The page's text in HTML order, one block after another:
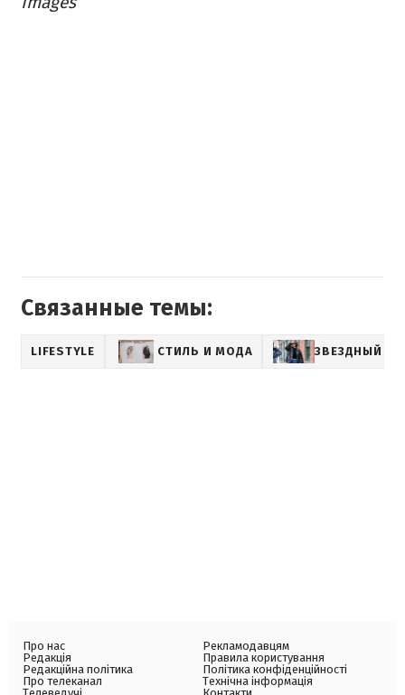
Связанные темы:
LIFESTYLE СТИЛЬ И МОДА ЗВЕЗДНЫЙ
Про нас
Редакція
Редакційна політика
Про телеканал
Рекламодавцям
Правила користування
Політика конфіденційності
Технічна інформація